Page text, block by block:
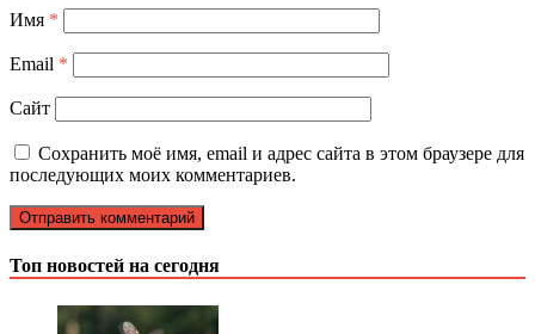
Имя *
Email *
Сайт
Сохранить моё имя, email и адрес сайта в этом браузере для
последующих моих комментариев.
Топ новостей на сегодня